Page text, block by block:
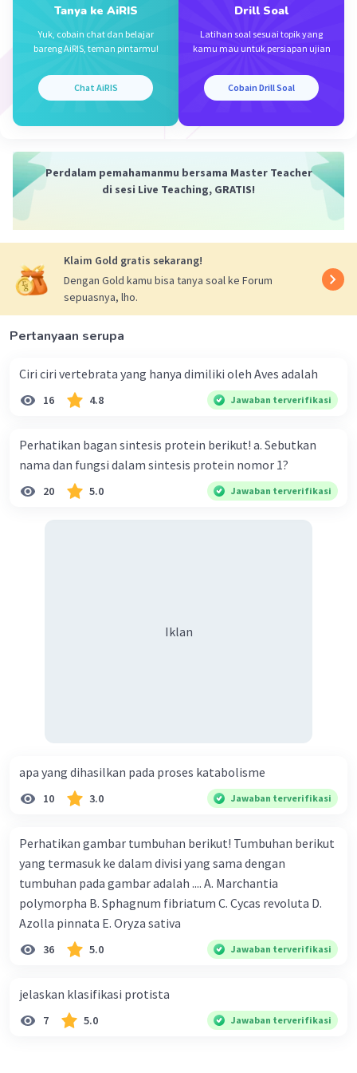
Beri Rating·5.0(1 Balas
Iklan
Tanya ke AiRIS
Yuk, cobain chat dan belajar
bareng AiRIS, teman pintarmu!
Chat AiRIS
Drill Soal
Latihan soal sesuai topik yang
kamu mau untuk persiapan ujian
Cobain Drill Soal
Perdalam pemahamanmu bersama Master Teacher
di sesi Live Teaching, GRATIS!
Klaim Gold gratis sekarang!
Dengan Gold kamu bisa tanya soal ke Forum
sepuasnya, lho.
Pertanyaan serupa
Ciri ciri vertebrata yang hanya dimiliki oleh Aves adalah
16 4.8 Jawaban terverifikasi
Perhatikan bagan sintesis protein berikut! a. Sebutkan
nama dan fungsi dalam sintesis protein nomor 1?
20 5.0 Jawaban terverifikasi
Iklan
apa yang dihasilkan pada proses katabolisme
10 3.0 Jawaban terverifikasi
Perhatikan gambar tumbuhan berikut! Tumbuhan berikut
yang termasuk ke dalam divisi yang sama dengan
tumbuhan pada gambar adalah .... A. Marchantia
polymorpha B. Sphagnum fibriatum C. Cycas revoluta D.
Azolla pinnata E. Oryza sativa
36 5.0 Jawaban terverifikasi
jelaskan klasifikasi protista
7 5.0 Jawaban terverifikasi